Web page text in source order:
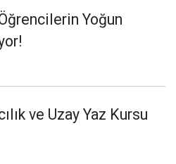
Yoğun
ve Uzay Yaz Kursu